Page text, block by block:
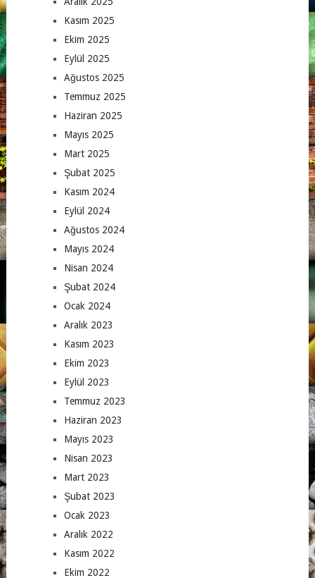
Kasım 2025
Ekim 2025
Eylül 2025
Ağustos 2025
Temmuz 2025
Haziran 2025
Mayıs 2025
Mart 2025
Şubat 2025
Kasım 2024
Eylül 2024
Ağustos 2024
Mayıs 2024
Nisan 2024
Şubat 2024
Ocak 2024
Aralık 2023
Kasım 2023
Ekim 2023
Eylül 2023
Temmuz 2023
Haziran 2023
Mayıs 2023
Nisan 2023
Mart 2023
Şubat 2023
Ocak 2023
Aralık 2022
Kasım 2022
Ekim 2022